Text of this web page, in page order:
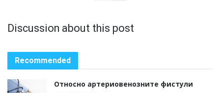
Discussion about this post
Recommended
Относно артериовенозните фистули